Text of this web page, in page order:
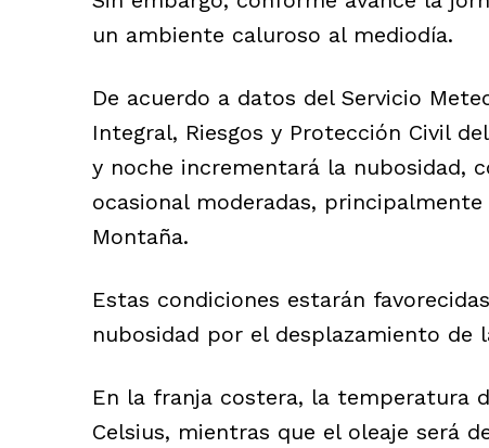
un ambiente caluroso al mediodía.
De acuerdo a datos del Servicio
Integral, Riesgos y Protección Civil
y noche incrementará la nubosidad,
ocasional moderadas,
Montaña.
Estas condiciones estarán
nubosidad por el desplazamiento de
En la franja costera, la temperatura
Celsius, mientras que el oleaje será